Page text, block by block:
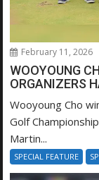
February 11, 2026
WOOYOUNG
ORGANIZERS
Wooyoung Cho
Golf
Martin...
SPECIAL FEATURE